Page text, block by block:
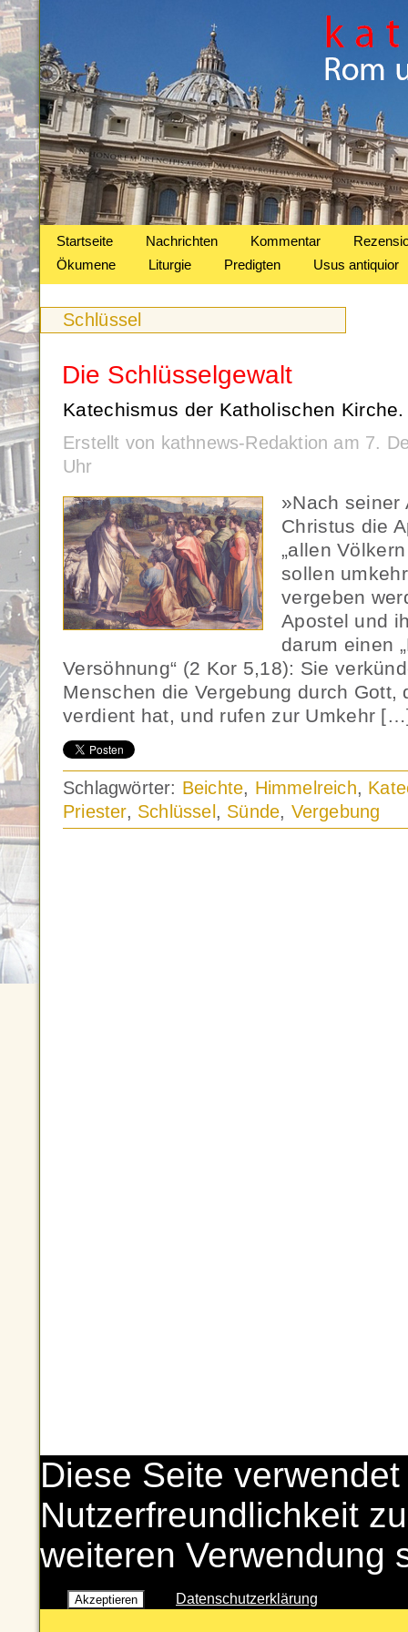
Startseite Nachrichten Kommentar
Ökumene
Liturgie Predigten Usus antiquior
Schlüssel
Die Schlüsselgewalt
Katechismus der Katholischen Kirche.
Erstellt von kathnews-Redaktion am 7.
Uhr
»Nach seiner
Christus die
„allen
sollen
vergeben
Apostel und
darum einen
Versöhnung“ (2 Kor 5,18): Sie
Menschen die Vergebung durch Gott,
verdient hat, und rufen zur Umkehr
Schlagwörter: Beichte, Himmelreich,
Priester, Schlüssel , Sünde, Vergebung
Diese Seite
Nutzerfreundlichkeit
weiteren Verwendung
Akzeptieren Datenschutzerklärung